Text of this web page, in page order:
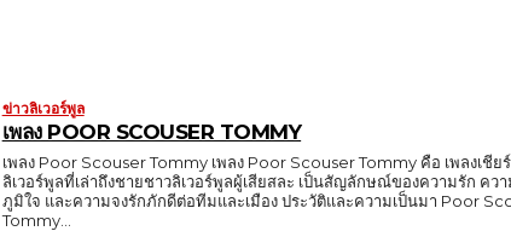
ข่าวลิเวอร์พูล
เพลง POOR SCOUSER TOMMY
เพลง Poor Scouser Tommy เพลง Poor Scouser Tommy คือ เพลงเชียร์
ลิเวอร์พูลที่เล่าถึงชายชาวลิเวอร์พูลผู้เสียสละ เป็นสัญลักษณ์ของความรัก คว
ภูมิใจ และความจงรักภักดีต่อทีมและเมือง ประวัติและความเป็นมา Poor
Tommy...